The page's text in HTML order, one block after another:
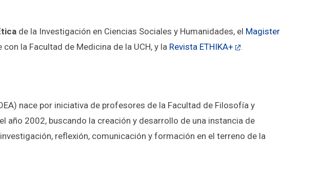
de la Investigación en Ciencias Sociales y Humanidades, el Magister
la Facultad de Medicina de la UCH, y la Revista ETHIKA+ .
nace por iniciativa de profesores de la Facultad de Filosofía y
año 2002, buscando la creación y desarrollo de una instancia de
reflexión, comunicación y formación en el terreno de la